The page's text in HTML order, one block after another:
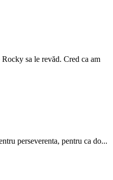
sa le revăd. Cred ca am
perseverenta, pentru ca do...